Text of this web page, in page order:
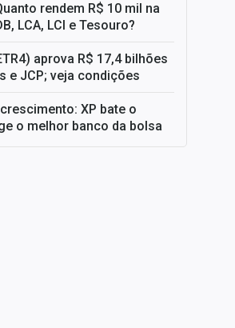
rendem R$ 10 mil na
LCA, LCI e Tesouro?
aprova R$ 17,4 bilhões
e JCP; veja condições
XP bate o
o melhor banco da bolsa